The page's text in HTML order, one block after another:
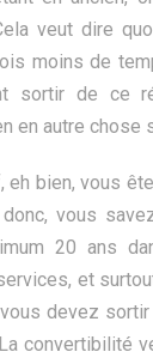
veut dire
moins de
sortir de ce
en autre chose
eh bien, vous
donc, vous
20 ans
et
devez sortir
convertibilité